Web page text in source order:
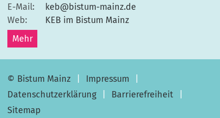
E-Mail:
keb@bistum-mainz.de
Web:
KEB im Bistum Mainz
Mehr
© Bistum Mainz
Impressum
Datenschutzerklärung
Barrierefreiheit
Sitemap